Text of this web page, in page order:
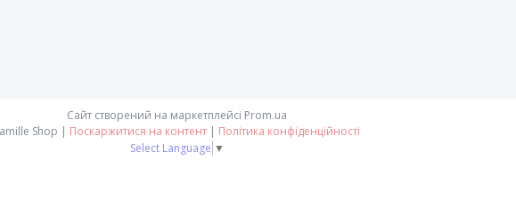
Сайт створений на маркетплейсі Prom.ua
Kamille Shop | Поскаржитися на контент | Політика конфіденційності
Select Language ▼